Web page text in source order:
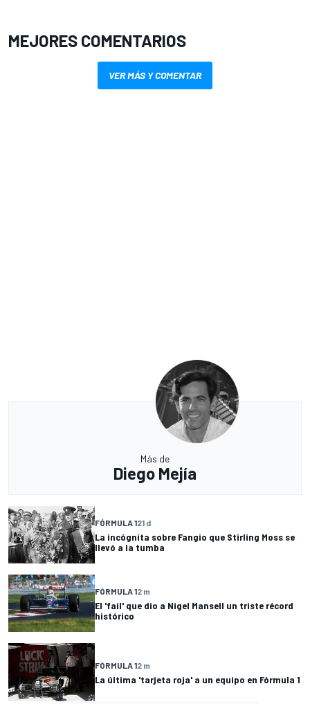
MEJORES COMENTARIOS
VER MÁS Y COMENTAR
Más de
Diego Mejía
FÓRMULA 121 d
La incógnita sobre Fangio que Stirling Moss se
llevó a la tumba
FÓRMULA 12 m
El 'fail' que dio a Nigel Mansell un triste récord
histórico
FÓRMULA 12 m
La última 'tarjeta roja' a un equipo en Fórmula 1